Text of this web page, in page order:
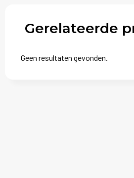
Gerelateerde
Geen resultaten gevonden.